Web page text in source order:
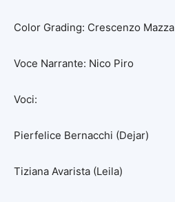
Color Grading: Crescenzo Mazza
Voce Narrante: Nico Piro
Voci:
Pierfelice Bernacchi (Dejar)
Tiziana Avarista (Leila)